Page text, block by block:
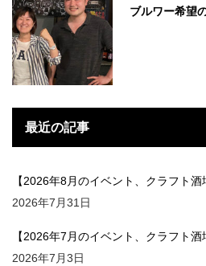
ブルワー希望
最近の記事
【2026年8月のイベント、クラフト酒
2026年7月31日
【2026年7月のイベント、クラフト酒
2026年7月3日